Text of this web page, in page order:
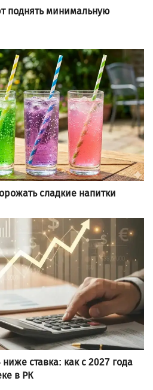
поднять минимальную
сладкие напитки
ставка: как с 2027 года
в РК